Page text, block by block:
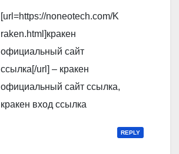
[url=https://noneotech.com/K
raken.html]кракен
официальный сайт
ссылка[/url] – кракен
официальный сайт ссылка,
кракен вход ссылка
REPLY